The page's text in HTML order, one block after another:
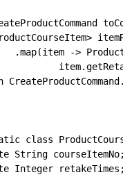
.map(item ->
class
String courseItemNo;
Integer retakeTimes;